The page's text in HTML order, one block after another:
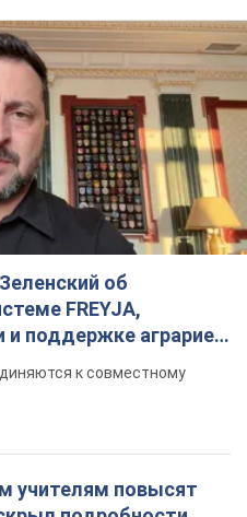
FREYJA,
и поддержке аграриев.
к совместному
учителям повысят
подробности
студенческих
ответил на
Украине ракет
видов боеприпасов